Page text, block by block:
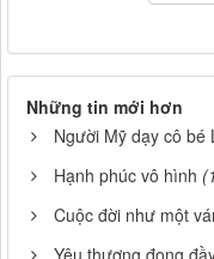
Những tin mới hơn
Người Mỹ dạy cô bé
Hạnh phúc vô hình
Cuộc đời như một